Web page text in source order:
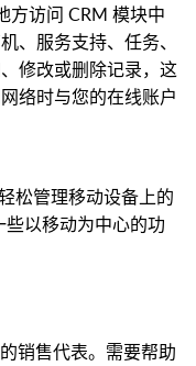
方访问 CRM 模块中
、服务支持、任务、
修改或删除记录，这
络时与您的在线账户
松管理移动设备上的
以移动为中心的功
销售代表。需要帮助